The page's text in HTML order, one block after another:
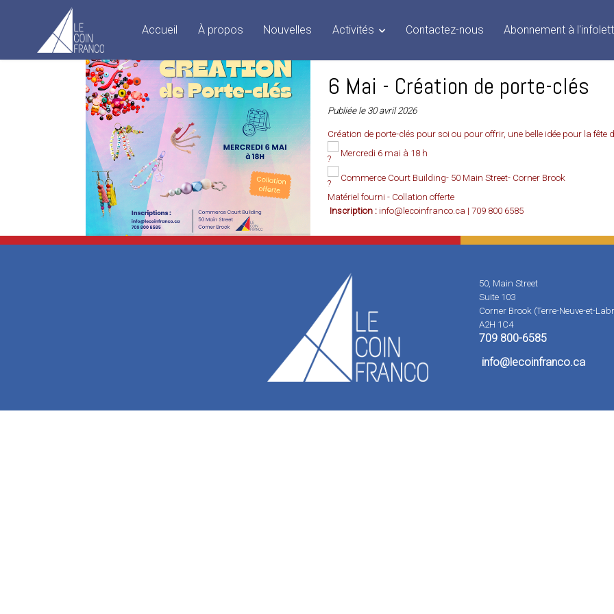
Accueil À propos Nouvelles Activités Contactez-nous Abonnement à
6 Mai - Création de porte-clés
Publiée le 30 avril 2026
Création de porte-clés pour soi ou pour offrir, une belle idée pour la fête
Mercredi 6 mai à 18 h
Commerce Court Building- 50 Main Street- Corner Brook
Matériel fourni - Collation offerte
Inscription : info@lecoinfranco.ca | 709 800 6585
50, Main Street
Suite 103
Corner Brook (Terre-Neuve-et-
A2H 1C4
709 800-6585
info@lecoinfranco.ca